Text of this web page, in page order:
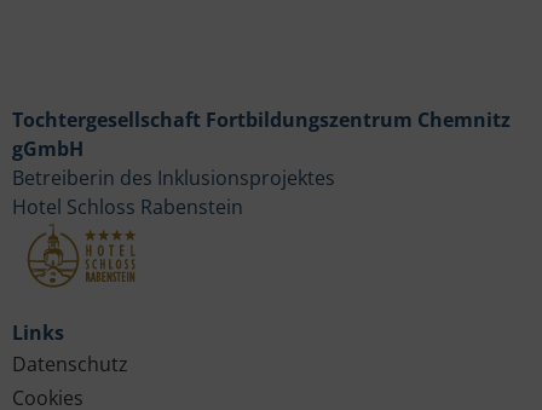
Links
Datenschutz
Cookies
Tochtergesellschaft Fortbildungszentrum Chemnitz
gGmbH
Betreiberin des Inklusionsprojektes
Hotel Schloss Rabenstein